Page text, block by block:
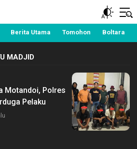
Utara, Kawanua, Politik,
Kriminal dan Nasional
Berita Utama Tomohon Boltara
MADJID
Motandoi, Polres
Pelaku